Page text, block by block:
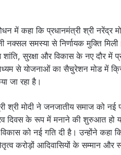
में कहा कि प्रधानमंत्री श्री नरेंद्र
नक्सल समस्या से निर्णायक मुक्ति
सुरक्षा और विकास के नए दौर में
से योजनाओं का सैचुरेशन मोड में
जा रहा है।
श्री मोदी ने जनजातीय समाज को नई
दिवस के रूप में मनाने की शुरुआत हो
को नई गति दी है। उन्होंने कहा
करोड़ों आदिवासियों के सम्मान और